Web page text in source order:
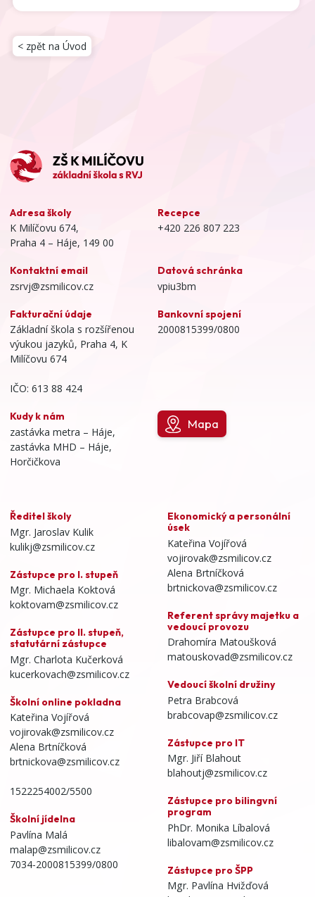
< zpět na Úvod
Adresa školy
K Milíčovu 674,
Praha 4 – Háje, 149 00
Recepce
+420 226 807 223
Kontaktní email
zsrvj@zsmilicov.cz
Datová schránka
vpiu3bm
Fakturační údaje
Základní škola s rozšířenou
výukou jazyků, Praha 4, K
Milíčovu 674
IČO: 613 88 424
Bankovní spojení
2000815399/0800
Kudy k nám
zastávka metra – Háje,
zastávka MHD – Háje,
Horčičkova
Mapa
Ředitel školy
Mgr. Jaroslav Kulik
kulikj@zsmilicov.cz
Zástupce pro I. stupeň
Mgr. Michaela Koktová
koktovam@zsmilicov.cz
Zástupce pro II. stupeň,
statutární zástupce
Mgr. Charlota Kučerková
kucerkovach@zsmilicov.cz
Školní online pokladna
Kateřina Vojířová
vojirovak@zsmilicov.cz
Alena Brtníčková
brtnickova@zsmilicov.cz
1522254002/5500
Školní jídelna
Pavlína Malá
malap@zsmilicov.cz
7034-2000815399/0800
Ekonomický a personální
úsek
Kateřina Vojířová
vojirovak@zsmilicov.cz
Alena Brtníčková
brtnickova@zsmilicov.cz
Referent správy majetku a
vedoucí provozu
Drahomíra Matoušková
matouskovad@zsmilicov.cz
Vedoucí školní družiny
Petra Brabcová
brabcovap@zsmilicov.cz
Zástupce pro IT
Mgr. Jiří Blahout
blahoutj@zsmilicov.cz
Zástupce pro bilingvní
program
PhDr. Monika Líbalová
libalovam@zsmilicov.cz
Zástupce pro ŠPP
Mgr. Pavlína Hvižďová